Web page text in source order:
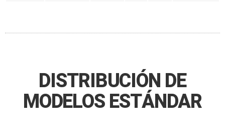
DISTRIBUCIÓN DE
MODELOS ESTÁNDAR